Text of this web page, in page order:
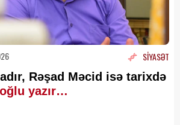
SİYASƏT
Rəşad Məcid isə tarixdə
yazır…